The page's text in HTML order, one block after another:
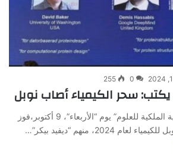
0
255
سحر الكيمياء أصاب نوبل
أعلنت “الأكاديمية السويدية الملكية للعلوم” يوم “الأربعاء”، 9 أكتوبر،فوز
2024، منهم “ديفيد بيكر”…